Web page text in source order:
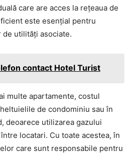
care are acces la rețeaua de
este esențial pentru
utilități asociate.
contact Hotel Turist
multe apartamente, costul
de condominiu sau în
deoarece utilizarea gazului
locatari. Cu toate acestea, în
care sunt responsabile pentru